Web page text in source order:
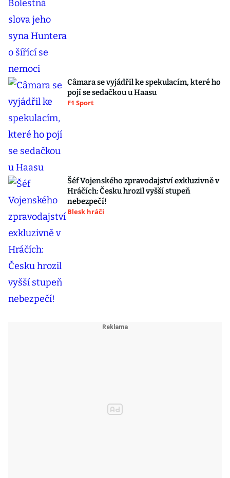
Câmara se vyjádřil ke spekulacím, které ho
pojí se sedačkou u Haasu
F1 Sport
Šéf Vojenského zpravodajství exkluzivně v
Hráčích: Česku hrozil vyšší stupeň
nebezpečí!
Blesk hráči